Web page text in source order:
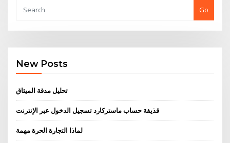
Go
New Posts
تحليل مدقة الميثاق
قذيفة حساب ماستركارد تسجيل الدخول عبر الإنترنت
لماذا التجارة الحرة مهمة